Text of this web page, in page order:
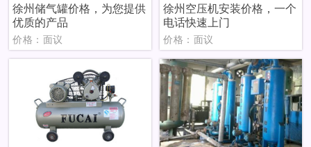
徐州储气罐价格，为您提供
优质的产品
价格：面议
徐州空压机安装价格，一个
电话快速上门
价格：面议